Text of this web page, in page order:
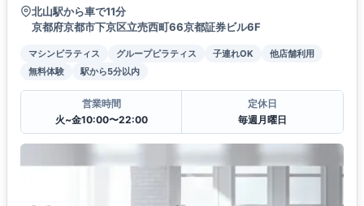
北山駅から車で11分
京都府京都市下京区立売西町66京都証券ビル6F
マシンピラティス グループピラティス 子連れOK
他店舗利用
無料体験
駅から5分以内
営業時間
火~金10:00〜22:00
定休日
毎週月曜日